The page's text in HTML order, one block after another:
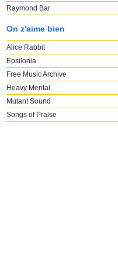
Raymond Bar
On z'aime bien
Alice Rabbit
Epsilonia
Free Music Archive
Heavy Mental
Mutant Sound
Songs of Praise